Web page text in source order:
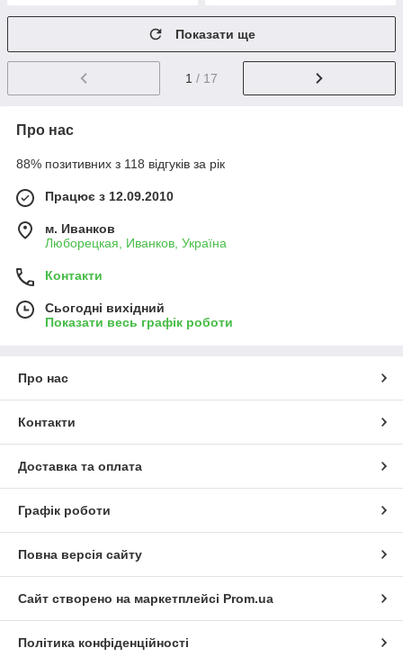
Показати ще
1 / 17
Про нас
88% позитивних з 118 відгуків за рік
Працює з 12.09.2010
м. Иванков
Люборецкая, Иванков, Україна
Контакти
Сьогодні вихідний
Показати весь графік роботи
Про нас
Контакти
Доставка та оплата
Графік роботи
Повна версія сайту
Сайт створено на маркетплейсі Prom.ua
Політика конфіденційності